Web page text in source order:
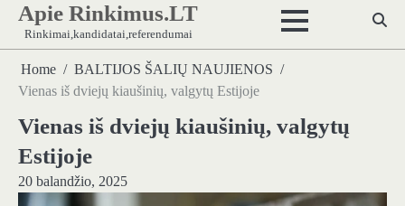
Skip
content
Apie Rinkimus.LT
Rinkimai,kandidatai,referendumai
Home
BALTIJOS ŠALIŲ NAUJIENOS
Vienas iš dviejų kiaušinių, valgytų Estijoje
Vienas iš dviejų kiaušinių, valgytų
Estijoje
20 balandžio, 2025